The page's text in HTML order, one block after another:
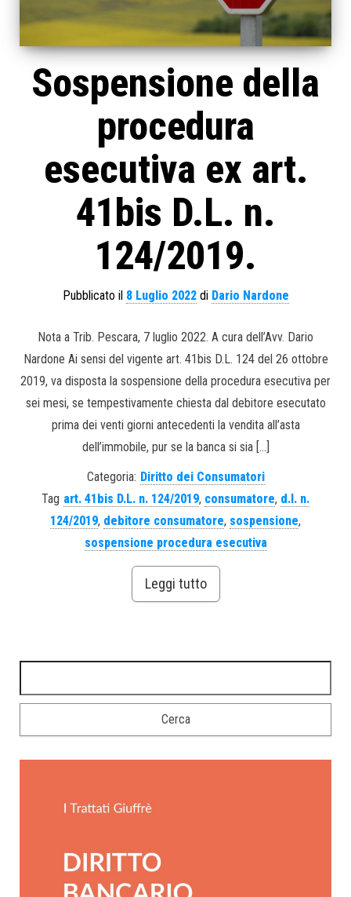
Sospensione della
procedura
esecutiva ex art.
41bis D.L. n.
124/2019.
Pubblicato il 8 Luglio 2022di Dario Nardone
Nota a Trib. Pescara, 7 luglio 2022. A cura dell’Avv. Dario
Nardone Ai sensi del vigente art. 41bis D.L. 124 del 26 ottobre
2019, va disposta la sospensione della procedura esecutiva per
sei mesi, se tempestivamente chiesta dal debitore esecutato
prima dei venti giorni antecedenti la vendita all’asta
dell’immobile, pur se la banca si sia […]
Categoria: Diritto dei Consumatori
Tag art. 41bis D.L. n. 124/2019, consumatore, d.l. n.
124/2019, debitore consumatore, sospensione,
sospensione procedura esecutiva
Leggi tutto